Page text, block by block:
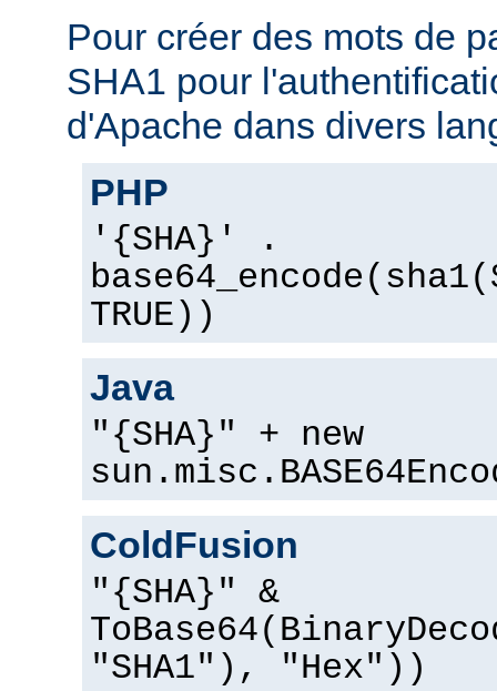
Pour créer des mots de
SHA1 pour
d'Apache dans divers
PHP
'{SHA}' .
TRUE))
Java
"{SHA}" + new
ColdFusion
"{SHA}" &
"SHA1"), "Hex"))